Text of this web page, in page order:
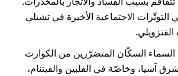
الاجتماعية الأخيرة في تشيلي
السكّان المتضرّرين من الكوارث
آسيا، وخاصّة في الفلبين والفيتنام،